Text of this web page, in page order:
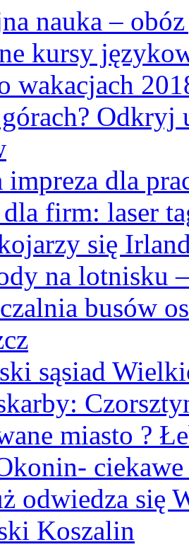
nauka –
kursy
wakacjach
Odkryj
impreza dla
firm: laser
się
na lotnisku
busów
sąsiad
miasto ?
odwiedza się
Koszalin